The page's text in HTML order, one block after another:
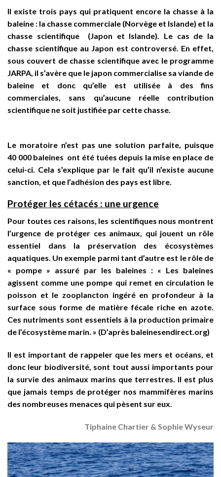
Il existe trois pays qui pratiquent encore la chasse à la
baleine : la chasse commerciale (Norvège et Islande) et la
chasse scientifique (Japon et Islande). Le cas de la
chasse scientifique au Japon est controversé. En effet,
sous couvert de chasse scientifique avec le programme
JARPA, il s’avère que le japon commercialise sa viande de
baleine et donc qu’elle est utilisée à des fins
commerciales, sans qu’aucune réelle contribution
scientifique ne soit justifiée par cette chasse.
Le moratoire n’est pas une solution parfaite, puisque
40 000 baleines ont été tuées depuis la mise en place de
celui-ci. Cela s’explique par le fait qu’il n’existe aucune
sanction, et que l’adhésion des pays est libre.
Protéger les cétacés : une urgence
Pour toutes ces raisons, les scientifiques nous montrent
l’urgence de protéger ces animaux, qui jouent un rôle
essentiel dans la préservation des écosystèmes
aquatiques. Un exemple parmi tant d’autre est le rôle de
« pompe » assuré par les baleines : « Les baleines
agissent comme une pompe qui remet en circulation le
poisson et le zooplancton ingéré en profondeur à la
surface sous forme de matière fécale riche en azote.
Ces nutriments sont essentiels à la production primaire
de l’écosystème marin. » (D’après baleinesendirect.org)
Il est important de rappeler que les mers et océans, et
donc leur biodiversité, sont tout aussi importants pour
la survie des animaux marins que terrestres. Il est plus
que jamais temps de protéger nos mammifères marins
des nombreuses menaces qui pèsent sur eux.
Tiphaine Chartier & Sophie Wyseur